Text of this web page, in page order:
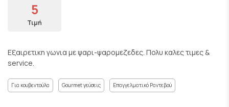
5
Τιμή
Εξαιρετικη γωνια με ψαρι-ψαρομεζεδες. Πολυ καλες τιμες &
service.
Για κουβεντούλα Gourmet γεύσεις Επαγγελματικό Ραντεβού